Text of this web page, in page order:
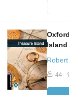
Island
44